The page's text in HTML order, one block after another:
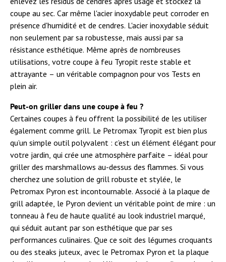
coupe au sec. Car même l'acier inoxydable peut corroder en
présence d'humidité et de cendres. L'acier inoxydable séduit
non seulement par sa robustesse, mais aussi par sa
résistance esthétique. Même après de nombreuses
utilisations, votre coupe à feu Tyropit reste stable et
attrayante – un véritable compagnon pour vos Tests en
plein air.
Peut-on griller dans une coupe à feu ?
Certaines coupes à feu offrent la possibilité de les utiliser
également comme grill. Le Petromax Tyropit est bien plus
qu’un simple outil polyvalent : c’est un élément élégant pour
votre jardin, qui crée une atmosphère parfaite – idéal pour
griller des marshmallows au-dessus des flammes. Si vous
cherchez une solution de grill robuste et stylée, le
Petromax Pyron est incontournable. Associé à la plaque de
grill adaptée, le Pyron devient un véritable point de mire : un
tonneau à feu de haute qualité au look industriel marqué,
qui séduit autant par son esthétique que par ses
performances culinaires. Que ce soit des légumes croquants
ou des steaks juteux, avec le Petromax Pyron et la plaque